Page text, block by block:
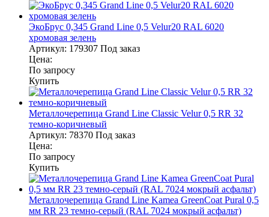
ЭкоБрус 0,345 Grand Line 0,5 Velur20 RAL 6020
хромовая зелень
Артикул: 179307 Под заказ
Цена:
По запросу
Купить
Металлочерепица Grand Line Classic Velur 0,5 RR 32
темно-коричневый
Артикул: 78370 Под заказ
Цена:
По запросу
Купить
Металлочерепица Grand Line Kamea GreenCoat Pural 0,5
мм RR 23 темно-серый (RAL 7024 мокрый асфальт)